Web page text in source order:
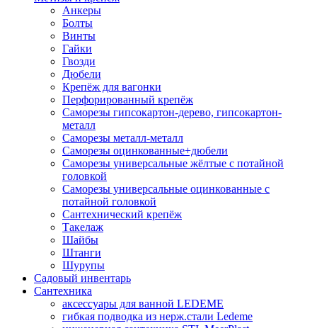
Анкеры
Болты
Винты
Гайки
Гвозди
Дюбели
Крепёж для вагонки
Перфорированный крепёж
Саморезы гипсокартон-дерево, гипсокартон-
металл
Саморезы металл-металл
Саморезы оцинкованные+дюбели
Саморезы универсальные жёлтые с потайной
головкой
Саморезы универсальные оцинкованные с
потайной головкой
Сантехнический крепёж
Такелаж
Шайбы
Штанги
Шурупы
Садовый инвентарь
Сантехника
аксессуары для ванной LEDEME
гибкая подводка из нерж.стали Ledeme